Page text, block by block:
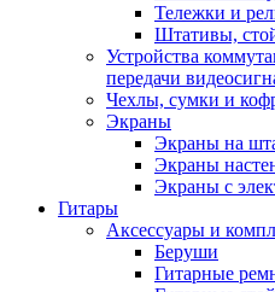
Тележки и
Штативы,
Устройства
передачи
Чехлы, сумки и
Экраны
Экраны на
Экраны
Экраны с
Гитары
Аксессуары и
Беруши
Гитарные